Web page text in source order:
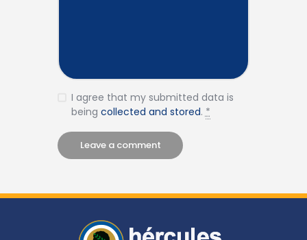
I agree that my submitted data is
being collected and stored.*